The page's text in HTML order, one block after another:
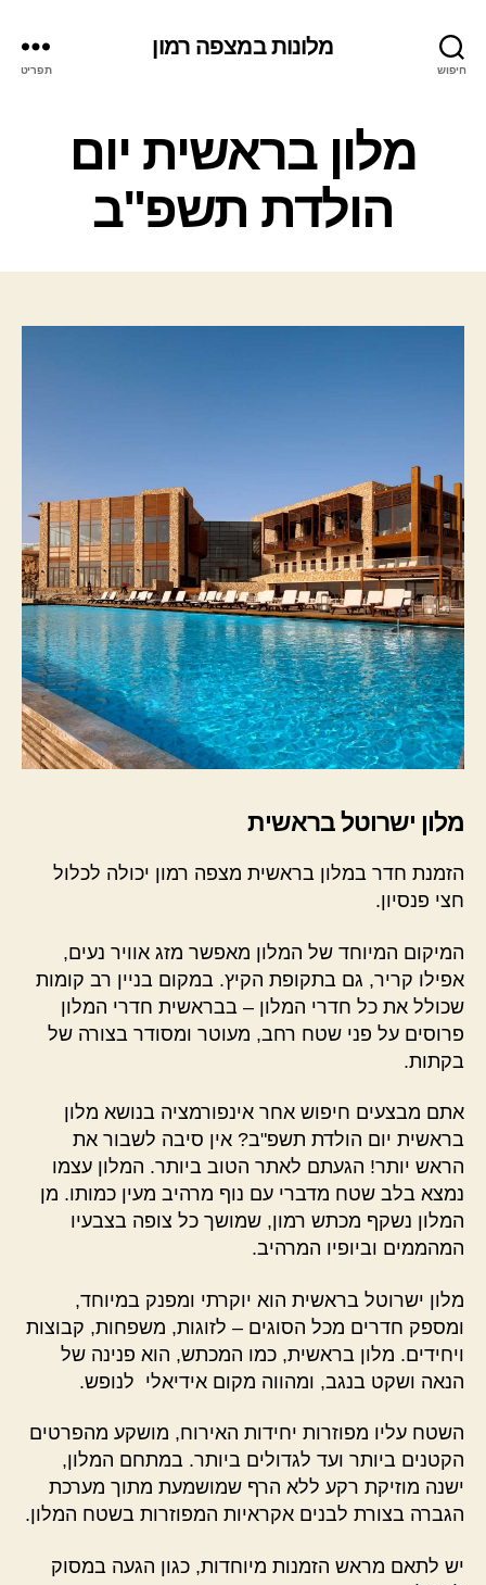
חיפוש
מלונות במצפה רמון
תפריט
ק
ט
ו
ר
ו
מלון בראשית יום
הולדת תשפ"ב
מלון ישרוטל בראשית
הזמנת חדר במלון בראשית מצפה רמון יכולה לכלול
חצי פנסיון.
המיקום המיוחד של המלון מאפשר מזג אוויר נעים,
אפילו קריר, גם בתקופת הקיץ. במקום בניין רב קומות
שכולל את כל חדרי המלון – בבראשית חדרי המלון
פרוסים על פני שטח רחב, מעוטר ומסודר בצורה של
בקתות.
אתם מבצעים חיפוש אחר אינפורמציה בנושא מלון
בראשית יום הולדת תשפ"ב? אין סיבה לשבור את
הראש יותר! הגעתם לאתר הטוב ביותר. המלון עצמו
נמצא בלב שטח מדברי עם נוף מרהיב מעין כמותו. מן
המלון נשקף מכתש רמון, שמושך כל צופה בצבעיו
המהממים וביופיו המרהיב.
מלון ישרוטל בראשית הוא יוקרתי ומפנק במיוחד,
ומספק חדרים מכל הסוגים – לזוגות, משפחות, קבוצות
ויחידים. מלון בראשית, כמו המכתש, הוא פנינה של
הנאה ושקט בנגב, ומהווה מקום אידיאלי לנופש.
השטח עליו מפוזרות יחידות האירוח, מושקע מהפרטים
הקטנים ביותר ועד לגדולים ביותר. במתחם המלון,
ישנה מוזיקת רקע ללא הרף שמושמעת מתוך מערכת
הגברה בצורת לבנים אקראיות המפוזרות בשטח המלון.
יש לתאם מראש הזמנות מיוחדות, כגון הגעה במסוק